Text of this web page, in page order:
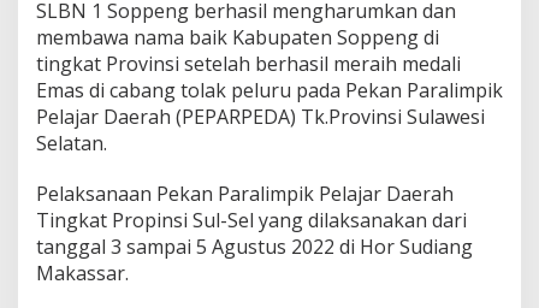
SLBN 1 Soppeng berhasil mengharumkan dan
membawa nama baik Kabupaten Soppeng di
tingkat Provinsi setelah berhasil meraih medali
Emas di cabang tolak peluru pada Pekan Paralimpik
Pelajar Daerah (PEPARPEDA) Tk.Provinsi Sulawesi
Selatan.
Pelaksanaan Pekan Paralimpik Pelajar Daerah
Tingkat Propinsi Sul-Sel yang dilaksanakan dari
tanggal 3 sampai 5 Agustus 2022 di Hor Sudiang
Makassar.